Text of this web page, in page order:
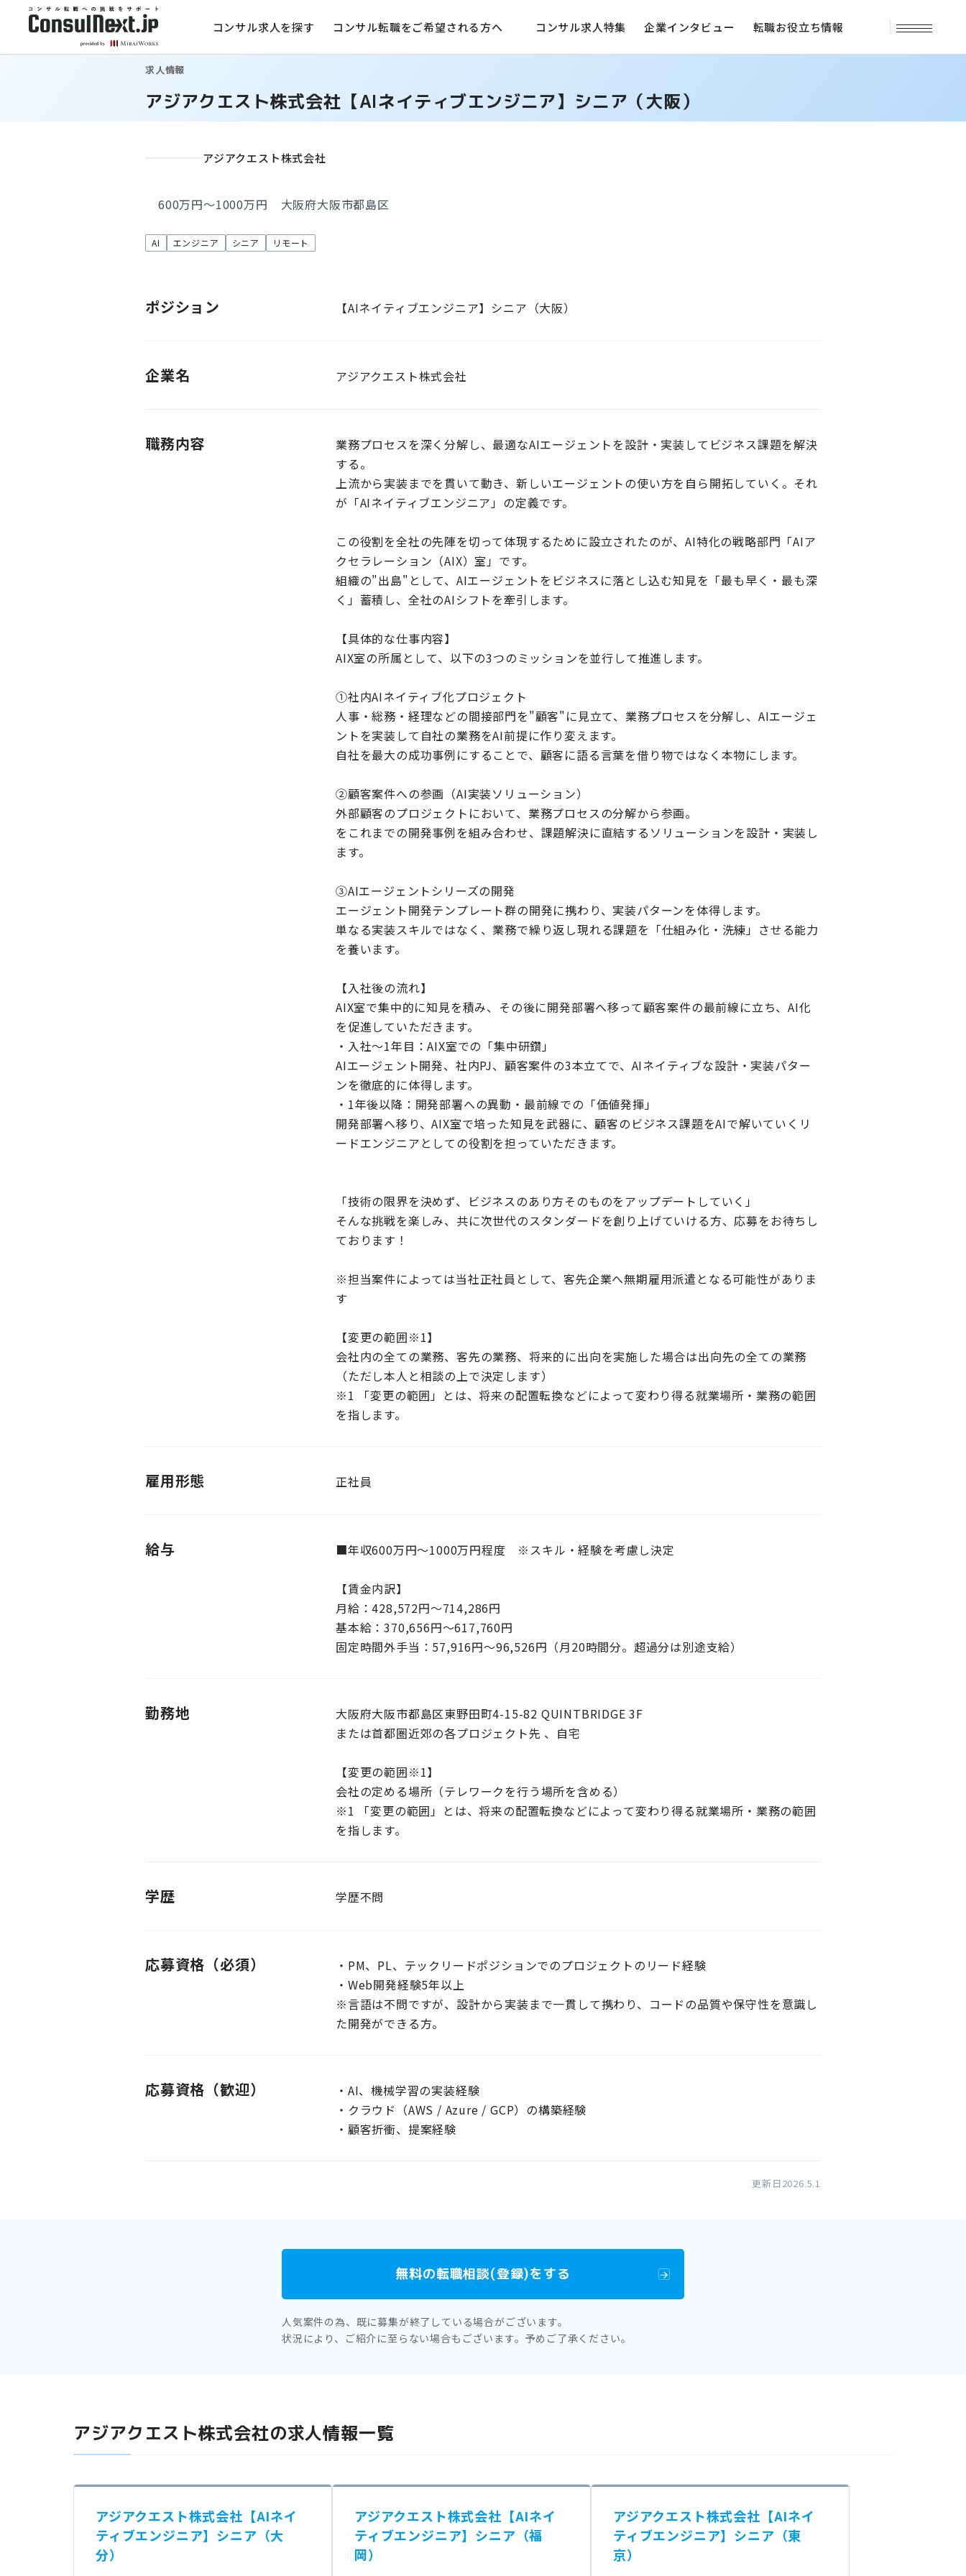
コンサル求人を探す コンサル転職をご希望される方へ コンサル求人特集 企業インタビュー 転職お役立ち情報
求人情報
アジアクエスト株式会社【AIネイティブエンジニア】シニア（大阪）
アジアクエスト株式会社
600万円～1000万円 大阪府大阪市都島区
AI エンジニア シニア リモート
ポジション 【AIネイティブエンジニア】シニア（大阪）
企業名 アジアクエスト株式会社
職務内容
業務プロセスを深く分解し、最適なAIエージェントを設計・実装してビジネス課題を解決
する。
上流から実装までを貫いて動き、新しいエージェントの使い方を自ら開拓していく。それ
が「AIネイティブエンジニア」の定義です。
この役割を全社の先陣を切って体現するために設立されたのが、AI特化の戦略部門「AIア
クセラレーション（AIX）室」です。
組織の"出島"として、AIエージェントをビジネスに落とし込む知見を「最も早く・最も深
く」蓄積し、全社のAIシフトを牽引します。
【具体的な仕事内容】
AIX室の所属として、以下の3つのミッションを並行して推進します。
①社内AIネイティブ化プロジェクト
人事・総務・経理などの間接部門を"顧客"に見立て、業務プロセスを分解し、AIエージェ
ントを実装して自社の業務をAI前提に作り変えます。
自社を最大の成功事例にすることで、顧客に語る言葉を借り物ではなく本物にします。
②顧客案件への参画（AI実装ソリューション）
外部顧客のプロジェクトにおいて、業務プロセスの分解から参画。
をこれまでの開発事例を組み合わせ、課題解決に直結するソリューションを設計・実装し
ます。
③AIエージェントシリーズの開発
エージェント開発テンプレート群の開発に携わり、実装パターンを体得します。
単なる実装スキルではなく、業務で繰り返し現れる課題を「仕組み化・洗練」させる能力
を養います。
【入社後の流れ】
AIX室で集中的に知見を積み、その後に開発部署へ移って顧客案件の最前線に立ち、AI化
を促進していただきます。
・入社〜1年目：AIX室での「集中研鑽」
AIエージェント開発、社内PJ、顧客案件の3本立てで、AIネイティブな設計・実装パター
ンを徹底的に体得します。
・1年後以降：開発部署への異動・最前線での「価値発揮」
開発部署へ移り、AIX室で培った知見を武器に、顧客のビジネス課題をAIで解いていくリ
ードエンジニアとしての役割を担っていただきます。
「技術の限界を決めず、ビジネスのあり方そのものをアップデートしていく」
そんな挑戦を楽しみ、共に次世代のスタンダードを創り上げていける方、応募をお待ちし
ております！
※担当案件によっては当社正社員として、客先企業へ無期雇用派遣となる可能性がありま
す
【変更の範囲※1】
会社内の全ての業務、客先の業務、将来的に出向を実施した場合は出向先の全ての業務
（ただし本人と相談の上で決定します）
※1 「変更の範囲」とは、将来の配置転換などによって変わり得る就業場所・業務の範囲
を指します。
雇用形態 正社員
給与 ■年収600万円～1000万円程度 ※スキル・経験を考慮し決定
【賃金内訳】
月給：428,572円〜714,286円
基本給：370,656円〜617,760円
固定時間外手当：57,916円〜96,526円（月20時間分。超過分は別途支給）
勤務地
大阪府大阪市都島区東野田町4-15-82 QUINTBRIDGE 3F
または首都圏近郊の各プロジェクト先 、自宅
【変更の範囲※1】
会社の定める場所（テレワークを行う場所を含める）
※1 「変更の範囲」とは、将来の配置転換などによって変わり得る就業場所・業務の範囲
を指します。
学歴 学歴不問
応募資格（必須）
・PM、PL、テックリードポジションでのプロジェクトのリード経験
・Web開発経験5年以上
※言語は不問ですが、設計から実装まで一貫して携わり、コードの品質や保守性を意識し
た開発ができる方。
応募資格（歓迎）
・AI、機械学習の実装経験
・クラウド（AWS / Azure / GCP）の構築経験
・顧客折衝、提案経験
更新日2026.5.1
無料の転職相談(登録)をする
人気案件の為、既に募集が終了している場合がございます。
状況により、ご紹介に至らない場合もございます。予めご了承ください。
アジアクエスト株式会社の求人情報一覧
アジアクエスト株式会社【AIネイ
ティブエンジニア】シニア（大
分）
アジアクエスト株式会社【AIネイ
ティブエンジニア】シニア（福
岡）
アジアクエスト株式会社【AIネイ
ティブエンジニア】シニア（東
京）